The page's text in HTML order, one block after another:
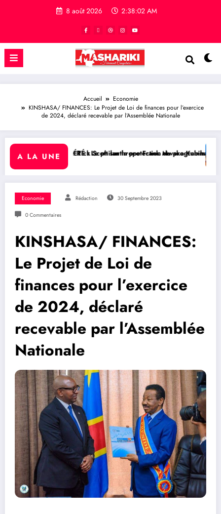
8 août 2026 2:38:03 AM
Accueil
Economie
KINSHASA/ FINANCES: Le Projet de Loi de finances pour l’exercice
de 2024, déclaré recevable par l’Assemblée Nationale
A LA UNE
sur la protection du programme Medicaid
Frank Mwaka Kubihamushizi distribue des cahiers aux
RDC/ POLITIQUE : Aimé
Economie Rédaction 30 Septembre 2023
0 Commentaires
KINSHASA/ FINANCES:
Le Projet de Loi de
finances pour l’exercice
de 2024, déclaré
recevable par l’Assemblée
Nationale